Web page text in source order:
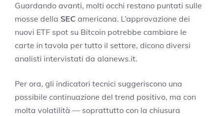
Guardando avanti, molti occhi restano puntati sulle
mosse della SEC americana. L’approvazione dei
nuovi ETF spot su Bitcoin potrebbe cambiare le
carte in tavola per tutto il settore, dicono diversi
analisti intervistati da alanews.it.
Per ora, gli indicatori tecnici suggeriscono una
possibile continuazione del trend positivo, ma con
molta volatilità — soprattutto con la chiusura